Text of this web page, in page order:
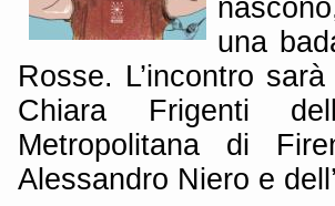
una
Rosse. L’incontro
Chiara Frigenti
Metropolitana di
Alessandro Niero e